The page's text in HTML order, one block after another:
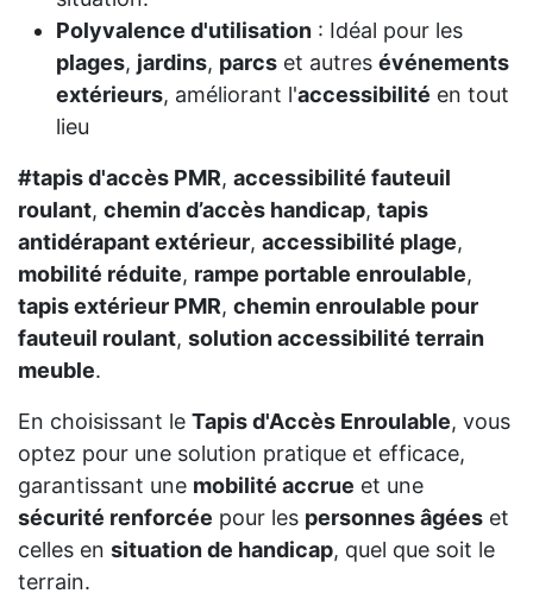
Polyvalence d'utilisation : Idéal pour les
plages, jardins, parcs et autres événements
extérieurs, améliorant l'accessibilité en tout
lieu
#tapis d'accès PMR, accessibilité fauteuil
roulant, chemin d’accès handicap, tapis
antidérapant extérieur, accessibilité plage,
mobilité réduite, rampe portable enroulable,
tapis extérieur PMR, chemin enroulable pour
fauteuil roulant, solution accessibilité terrain
meuble.
En choisissant le Tapis d'Accès Enroulable, vous
optez pour une solution pratique et efficace,
garantissant une mobilité accrue et une
sécurité renforcée pour les personnes âgées et
celles en situation de handicap, quel que soit le
terrain.